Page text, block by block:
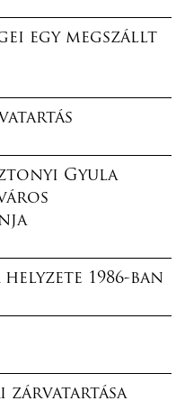
egy megszállt
Gyula
1986-ban
zárvatartása